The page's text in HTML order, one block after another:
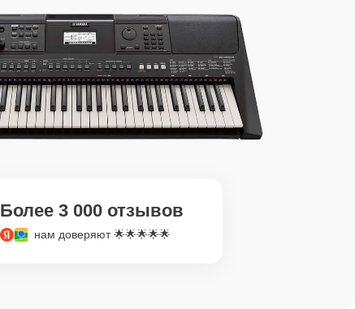
Более 3 000 отзывов
нам доверяют 🌟🌟🌟🌟🌟